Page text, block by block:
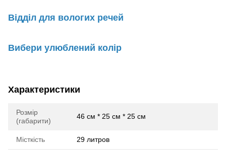
Відділ для вологих речей
Вибери улюблений колір
Характеристики
Розмір
(габарити)
46 см * 25 см * 25 см
Місткість 29 литров